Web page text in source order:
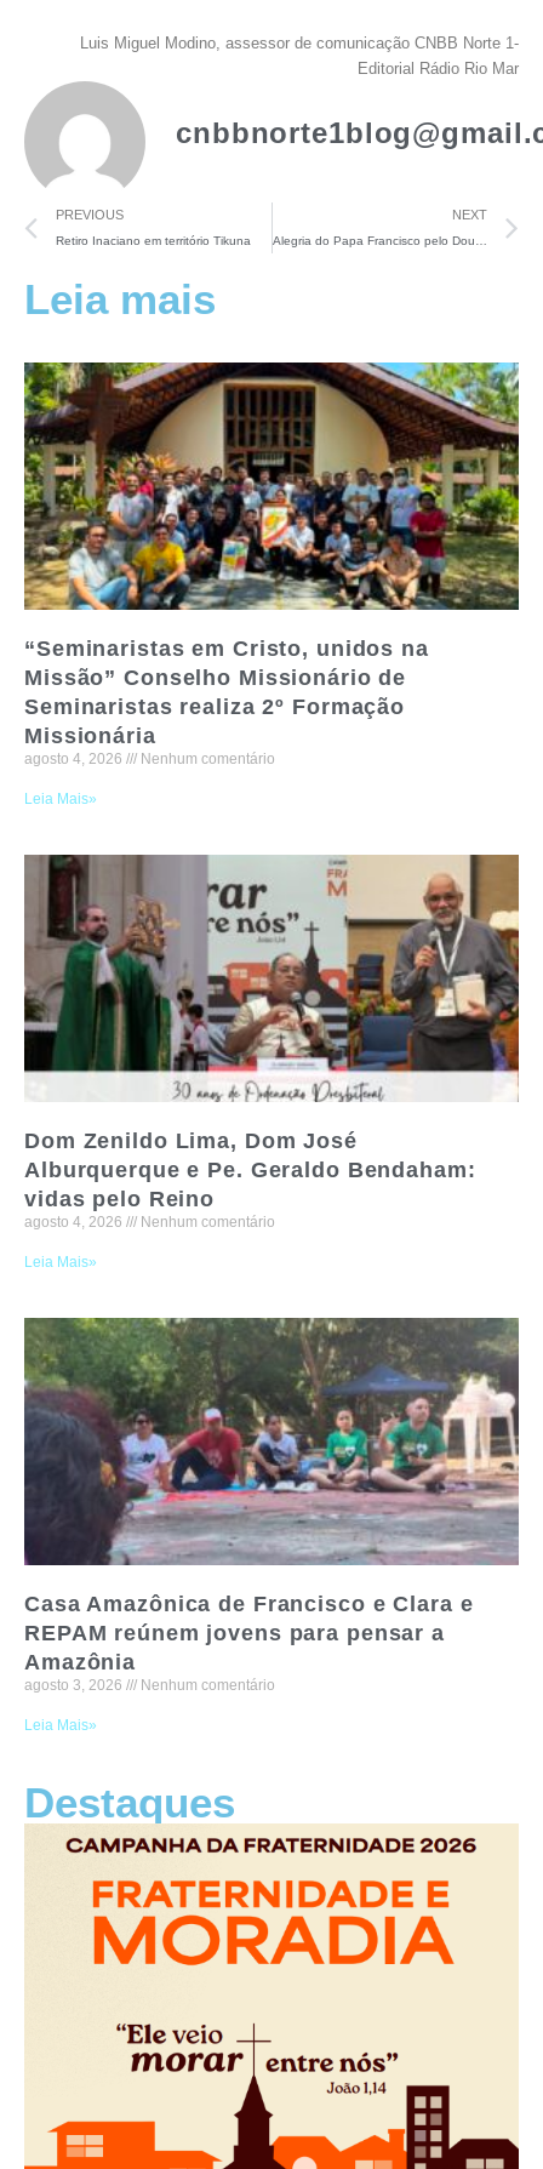
Leia mais
“Seminaristas em Cristo, unidos na
Missão” Conselho Missionário de
Seminaristas realiza 2º Formação
Missionária
agosto 4, 2026 Nenhum comentário
Leia Mais»
Dom Zenildo Lima, Dom José
Alburquerque e Pe. Geraldo Bendaham:
vidas pelo Reino
agosto 4, 2026 Nenhum comentário
Leia Mais»
Casa Amazônica de Francisco e Clara e
REPAM reúnem jovens para pensar a
Amazônia
agosto 3, 2026 Nenhum comentário
Leia Mais»
Destaques
Luis Miguel Modino, assessor de comunicação CNBB Norte 1-
Editorial Rádio Rio Mar
PREVIOUS
Retiro Inaciano em território Tikuna
NEXT